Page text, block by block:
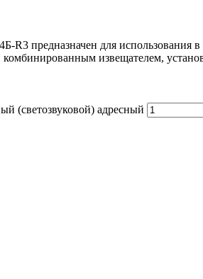
для использования в
извещателем,
(светозвуковой) адресный